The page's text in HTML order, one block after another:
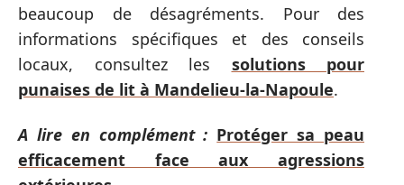
beaucoup de désagréments. Pour des
informations spécifiques et des conseils
locaux, consultez les solutions pour
punaises de lit à Mandelieu-la-Napoule.
A lire en complément : Protéger sa peau
efficacement face aux agressions